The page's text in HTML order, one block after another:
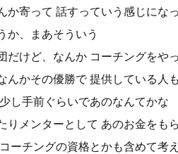
か寄って 話すっていう感じにな
か、まあそういう
だけど、なんか コーチングをや
んかその優勝で 提供している人
し手前ぐらいであのなんてかな
りメンターとして あのお金をも
ーチングの資格とかも含めて考